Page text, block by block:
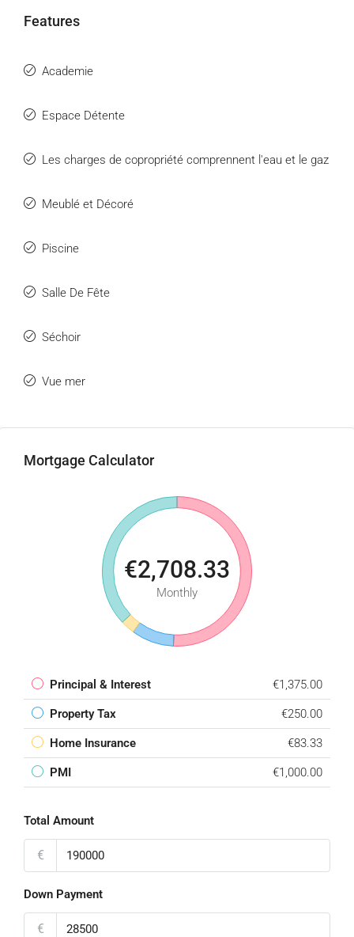
Features
Academie
Espace Détente
Les charges de copropriété comprennent l'eau et le gaz
Meublé et Décoré
Piscine
Salle De Fête
Séchoir
Vue mer
Mortgage Calculator
€2,708.33
Monthly
Principal & Interest €1,375.00
Property Tax €250.00
Home Insurance €83.33
PMI €1,000.00
Total Amount
€
Down Payment
€